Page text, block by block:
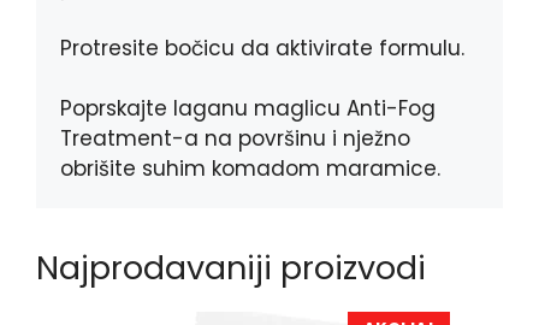
Protresite bočicu da aktivirate formulu.
Poprskajte laganu maglicu Anti-Fog
Treatment-a na površinu i nježno
obrišite suhim komadom maramice.
Najprodavaniji proizvodi